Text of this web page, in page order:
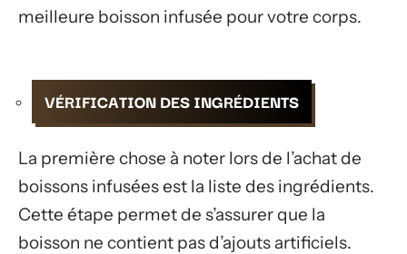
meilleure boisson infusée pour votre corps.
VÉRIFICATION DES INGRÉDIENTS
La première chose à noter lors de l’achat de
boissons infusées est la liste des ingrédients.
Cette étape permet de s’assurer que la
boisson ne contient pas d’ajouts artificiels.